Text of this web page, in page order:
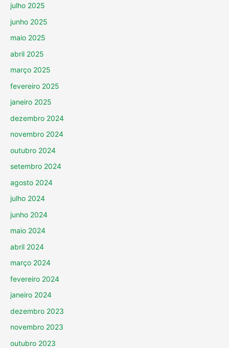
julho 2025
junho 2025
maio 2025
abril 2025
março 2025
fevereiro 2025
janeiro 2025
dezembro 2024
novembro 2024
outubro 2024
setembro 2024
agosto 2024
julho 2024
junho 2024
maio 2024
abril 2024
março 2024
fevereiro 2024
janeiro 2024
dezembro 2023
novembro 2023
outubro 2023